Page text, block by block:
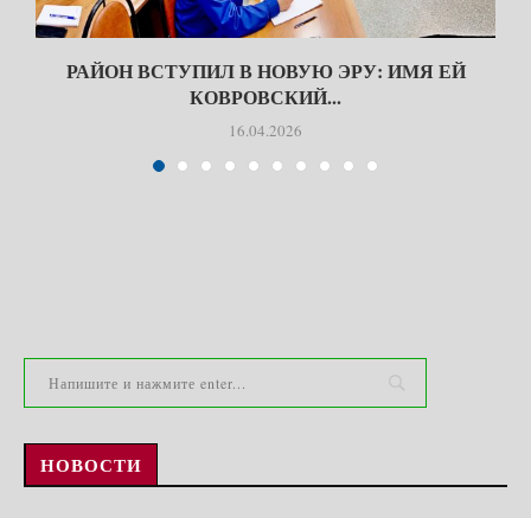
РАЙОН ВСТУПИЛ В НОВУЮ ЭРУ: ИМЯ ЕЙ
КОВРОВСКИЙ...
16.04.2026
НОВОСТИ